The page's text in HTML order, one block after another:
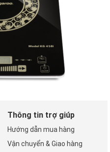
Thông tin trợ giúp
Hướng dẫn mua hàng
Vận chuyển & Giao hàng